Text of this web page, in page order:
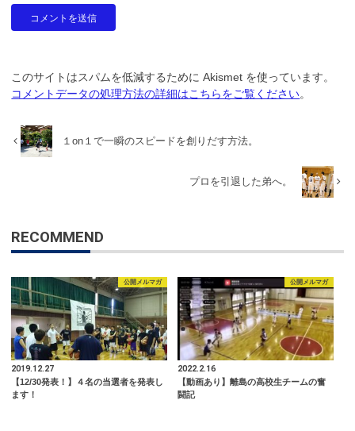
このサイトはスパムを低減するために Akismet を使っています。
コメントデータの処理方法の詳細はこちらをご覧ください。
１on１で一瞬のスピードを創りだす方法。
プロを引退した弟へ。
RECOMMEND
公開メルマガ
2019.12.27
【12/30発表！】４名の当選者を発表し
ます！
公開メルマガ
2022.2.16
【動画あり】離島の高校生チームの奮
闘記